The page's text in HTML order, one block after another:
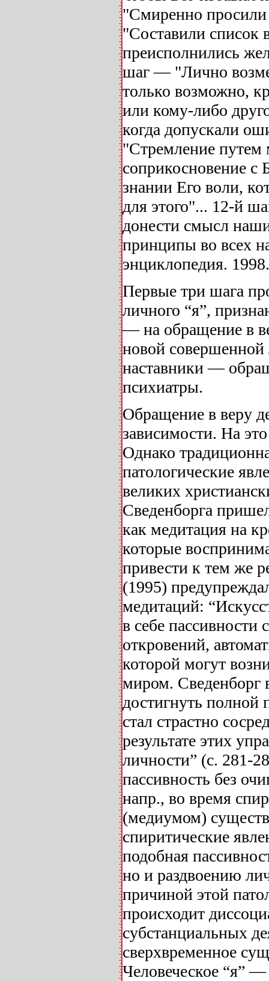
"Смиренно просили
"Составили список
преисполнились
шаг — "Лично
только возможно,
или кому-либо
когда допускали
"Стремление
соприкосновение
знании Его воли,
для этого"... 12-й
донести смысл
принципы во всех
энциклопедия.
Первые три шага
личного “я”,
— на обращение в
новой
наставники —
психиатры.
Обращение в веру
зависимости. На
Однако
патологические
великих
Сведенборга
как медитация на
которые
привести к тем же
(1995)
медитаций:
в себе пассивности
откровений,
которой могут
миром. Сведенборг
достигнуть полной
стал страстно
результате этих
личности” (с. 281-
пассивность без
напр., во время
(медиумом)
спиритические
подобная
но и раздвоению
причиной этой
происходит
субстанциальных
сверхвременное
Человеческое “я”